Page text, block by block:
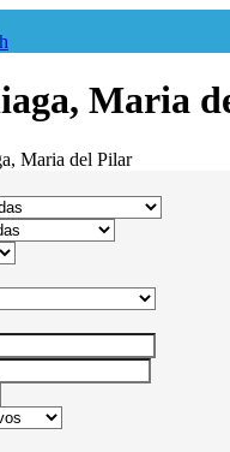
Maria
Maria del Pilar